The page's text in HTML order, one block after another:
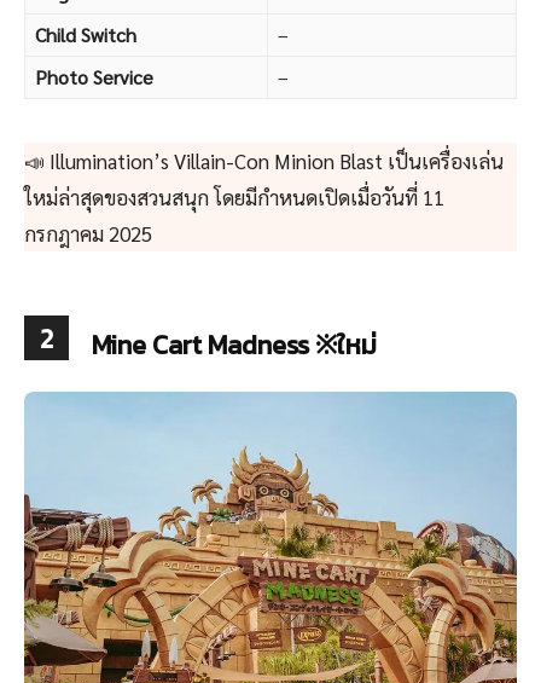
Child Switch
–
Photo Service
–
📣 Illumination’s Villain-Con Minion Blast เป็นเครื่องเล่น
ใหม่ล่าสุดของสวนสนุก โดยมีกำหนดเปิดเมื่อวันที่ 11
กรกฎาคม 2025
2 Mine Cart Madness ※ใหม่